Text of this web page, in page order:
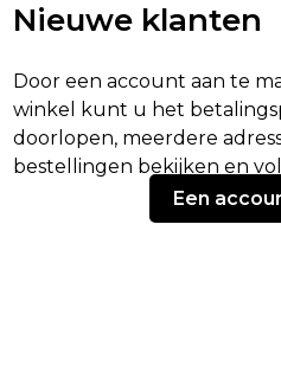
Nieuwe klanten
Door een account aan te
winkel kunt u het
doorlopen, meerdere
bestellingen bekijken en
Een